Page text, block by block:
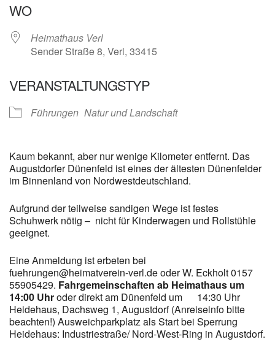
WO
Heimathaus Verl
Sender Straße 8, Verl, 33415
VERANSTALTUNGSTYP
Führungen Natur und Landschaft
Kaum bekannt, aber nur wenige Kilometer entfernt. Das
Augustdorfer Dünenfeld ist eines der ältesten Dünenfelder
im Binnenland von Nordwestdeutschland.
Aufgrund der teilweise sandigen Wege ist festes
Schuhwerk nötig – nicht für Kinderwagen und Rollstühle
geeignet.
Eine Anmeldung ist erbeten bei
fuehrungen@heimatverein-verl.de oder W. Eckholt 0157
55905429. Fahrgemeinschaften ab Heimathaus um
14:00 Uhroder direkt am Dünenfeld um 14:30 Uhr
Heidehaus, Dachsweg 1, Augustdorf (Anreiseinfo bitte
beachten!) Ausweichparkplatz als Start bei Sperrung
Heidehaus: Industriestraße/ Nord-West-Ring in Augustdorf.